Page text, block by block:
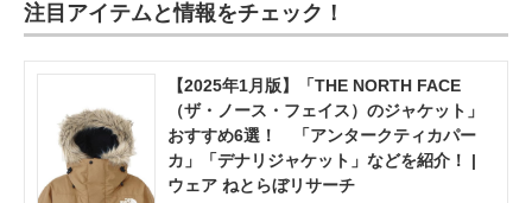
注目アイテムと情報をチェック！
【2025年1月版】「THE NORTH FACE
（ザ・ノース・フェイス）のジャケット」
おすすめ6選！ 「アンタークティカパー
カ」「デナリジャケット」などを紹介！ |
ウェア ねとらぼリサーチ